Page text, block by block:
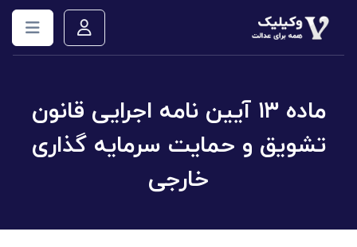
ماده ۱۳ آیین نامه اجرایی قانون
تشویق و حمایت سرمایه گذاری
خارجی